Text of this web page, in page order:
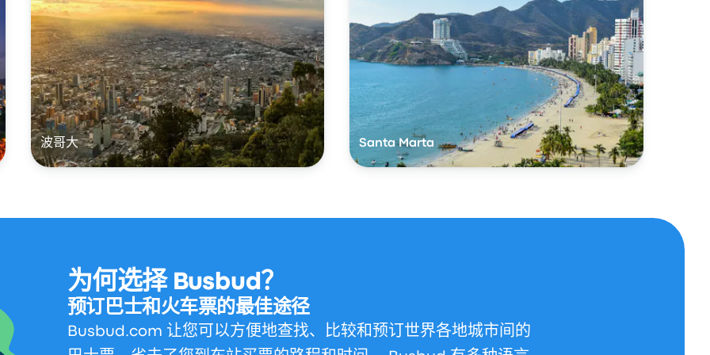
波哥大 Santa Marta
为何选择 Busbud？
预订巴士和火车票的最佳途径
Busbud.com 让您可以方便地查找、比较和预订世界各地城市间的